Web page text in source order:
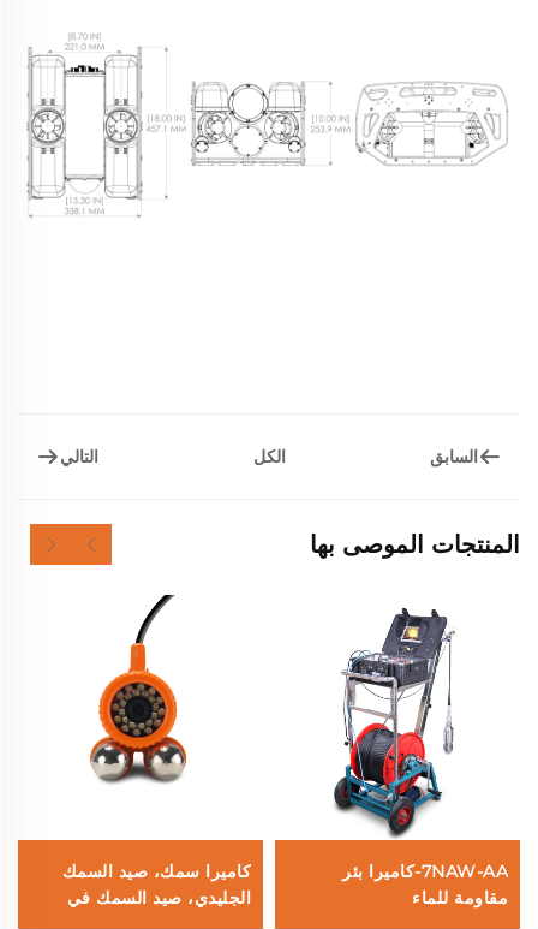
السابق الكل التالي
المنتجات الموصى بها
7NAW-AA-كاميرا بئر
مقاومة للماء
كاميرا سمك، صيد السمك
الجليدي، صيد السمك في
النهر، صيد السمك في البحر